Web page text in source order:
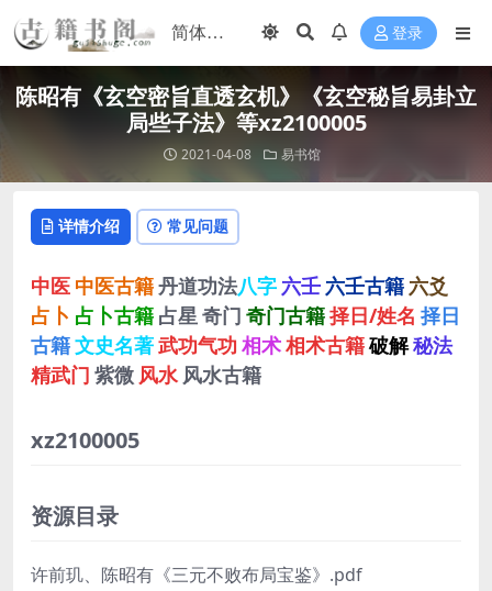
登录
陈昭有《玄空密旨直透玄机》《玄空秘旨易卦立
局些子法》等xz2100005
2021-04-08 易书馆
详情介绍 常见问题
中医 中医古籍丹道功法八字 六壬 六壬古籍 六爻
占卜 占卜古籍 占星 奇门 奇门古籍择日/姓名 择日
古籍文史名著武功气功 相术相术古籍破解秘法
精武门 紫微 风水 风水古籍
xz2100005
资源目录
许前玑、陈昭有《三元不败布局宝鉴》.pdf